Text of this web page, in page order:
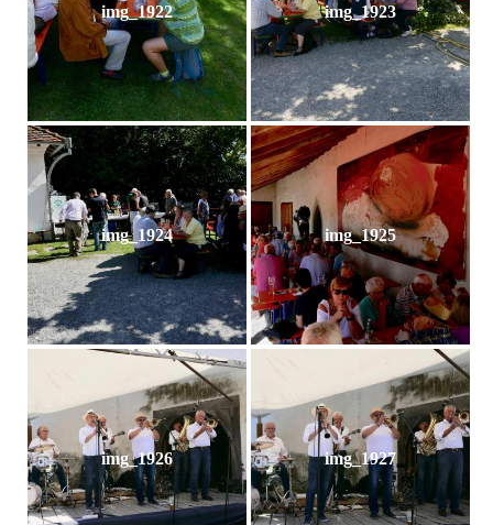
img_1922 img_1923
img_1924 img_1925
img_1926 img_1927